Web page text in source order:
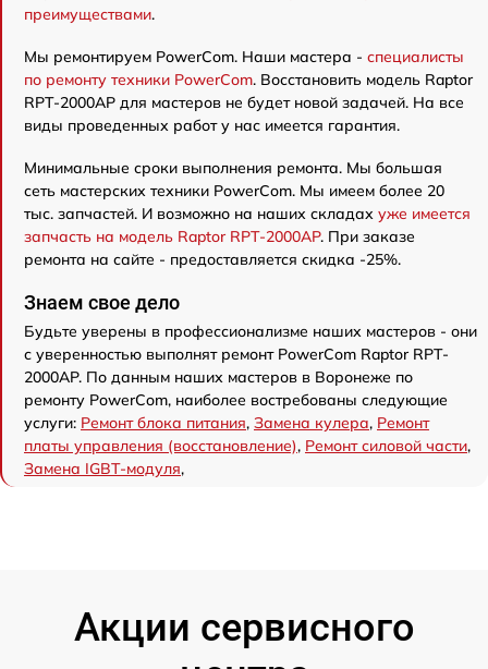
преимуществами.
Мы ремонтируем PowerCom. Наши мастера - специалисты
по ремонту техники PowerCom. Восстановить модель Raptor
RPT-2000AP для мастеров не будет новой задачей. На все
виды проведенных работ у нас имеется гарантия.
Минимальные сроки выполнения ремонта. Мы большая
сеть мастерских техники PowerCom. Мы имеем более 20
тыс. запчастей. И возможно на наших складах уже имеется
запчасть на модель Raptor RPT-2000AP. При заказе
ремонта на сайте - предоставляется скидка -25%.
Знаем свое дело
Будьте уверены в профессионализме наших мастеров - они
с уверенностью выполнят ремонт PowerCom Raptor RPT-
2000AP. По данным наших мастеров в Воронеже по
ремонту PowerCom, наиболее востребованы следующие
услуги: Ремонт блока питания, Замена кулера, Ремонт
платы управления (восстановление), Ремонт силовой части,
Замена IGBT-модуля,
Акции сервисного